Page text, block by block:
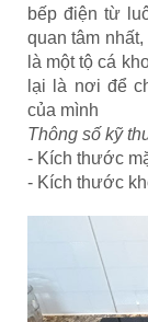
bếp điện từ
quan tâm
là một tộ cá
lại là nơi để
của mình
Thông số kỹ
- Kích thước
- Kích thước